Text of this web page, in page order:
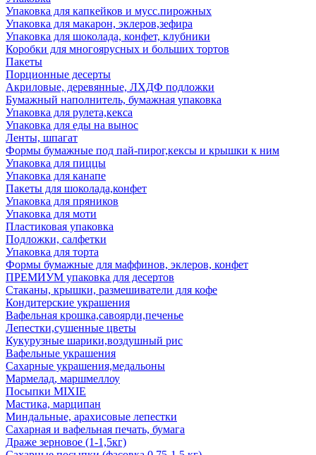
Упаковка для капкейков и мусс.пирожных
Упаковка для макарон, эклеров,зефира
Упаковка для шоколада, конфет, клубники
Коробки для многоярусных и больших тортов
Пакеты
Порционные десерты
Акриловые, деревянные, ЛХДФ подложки
Бумажный наполнитель, бумажная упаковка
Упаковка для рулета,кекса
Упаковка для еды на вынос
Ленты, шпагат
Формы бумажные под пай-пирог,кексы и крышки к ним
Упаковка для пиццы
Упаковка для канапе
Пакеты для шоколада,конфет
Упаковка для пряников
Упаковка для моти
Пластиковая упаковка
Подложки, салфетки
Упаковка для торта
Формы бумажные для маффинов, эклеров, конфет
ПРЕМИУМ упаковка для десертов
Стаканы, крышки, размешиватели для кофе
Кондитерские украшения
Вафельная крошка,савоярди,печенье
Лепестки,сушенные цветы
Кукурузные шарики,воздушный рис
Вафельные украшения
Сахарные украшения,медальоны
Мармелад, маршмеллоу
Посыпки MIXIE
Мастика, марципан
Миндальные, арахисовые лепестки
Сахарная и вафельная печать, бумага
Драже зерновое (1-1,5кг)